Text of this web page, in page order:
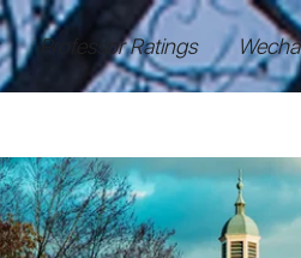
Professor Ratings